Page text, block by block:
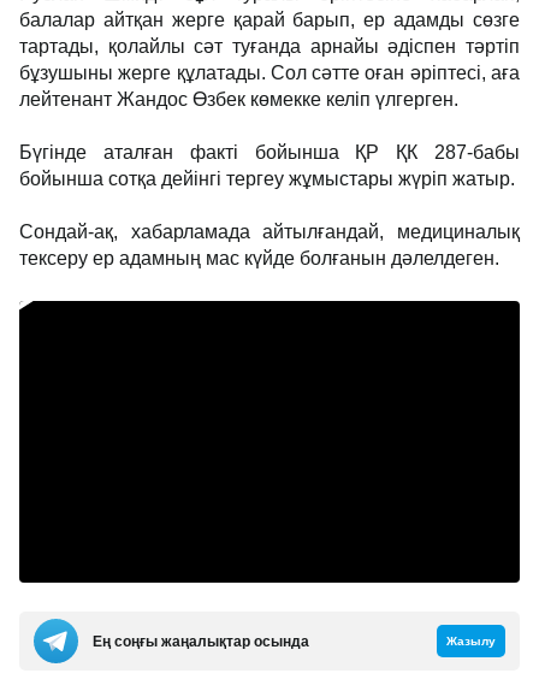
балалар айтқан жерге қарай барып, ер адамды сөзге
тартады, қолайлы сәт туғанда арнайы әдіспен тәртіп
бұзушыны жерге құлатады. Сол сәтте оған әріптесі, аға
лейтенант Жандос Өзбек көмекке келіп үлгерген.
Бүгінде аталған факті бойынша ҚР ҚК 287-бабы
бойынша сотқа дейінгі тергеу жұмыстары жүріп жатыр.
Сондай-ақ, хабарламада айтылғандай, медициналық
тексеру ер адамның мас күйде болғанын дәлелдеген.
Ең соңғы жаңалықтар осында Жазылу